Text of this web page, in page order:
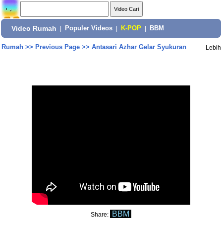
Video Rumah Populer Videos K-POP BBM
Rumah>> Previous Page>> Antasari Azhar Gelar Syukuran Lebih
Share: BBM